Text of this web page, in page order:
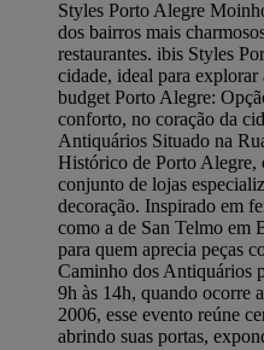
Styles Porto Alegre
dos bairros mais
restaurantes. ibis Styles
cidade, ideal para
budget Porto Alegre:
conforto, no coração da
Antiquários Situado na
Histórico de Porto Alegre,
conjunto de lojas
decoração. Inspirado em
como a de San Telmo em
para quem aprecia peças
Caminho dos Antiquários
9h às 14h, quando ocorre
2006, esse evento reúne
abrindo suas portas,